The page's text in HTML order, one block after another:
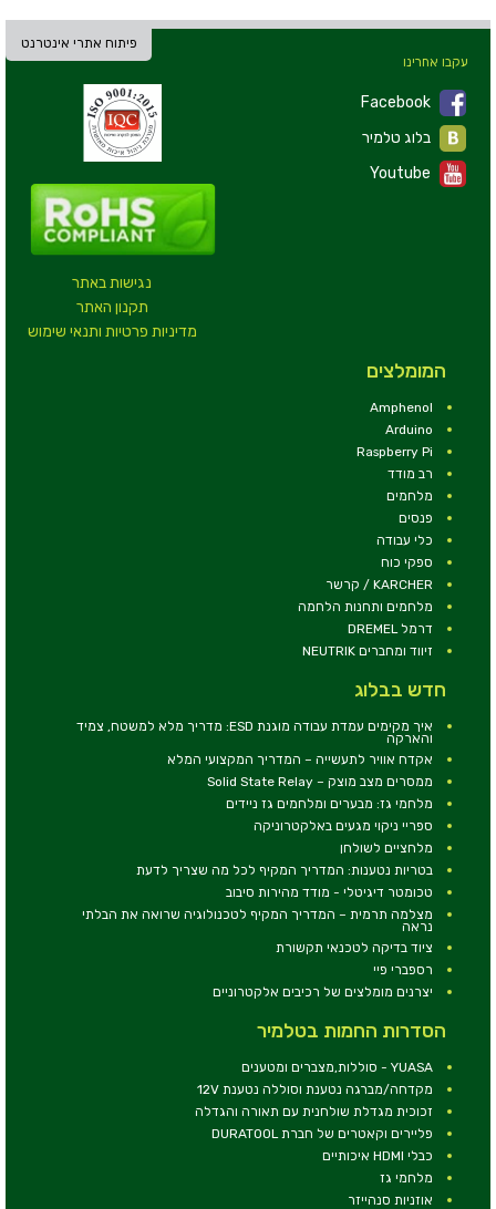
פיתוח אתרי אינטרנט
נגישות באתר
תקנון האתר
מדיניות פרטיות ותנאי שימוש
עקבו אחרינו
Facebook
Youtube
המומלצים
Amphenol
Arduino
Raspberry Pi
רב מודד
מלחמים
פנסים
כלי עבודה
ספקי כוח
KARCHER / קרשר
מלחמים ותחנות הלחמה
דרמל DREMEL
זיווד ומחברים NEUTRIK
חדש בבלוג
איך מקימים עמדת עבודה מוגנת ESD: מדריך מלא למשטח, צמיד
והארקה
אקדח אוויר לתעשייה – המדריך המקצועי המלא
ממסרים מצב מוצק – Solid State Relay
מלחמי גז: מבערים ומלחמים גז ניידים
ספריי ניקוי מגעים באלקטרוניקה
מלחציים לשולחן
בטריות נטענות: המדריך המקיף לכל מה שצריך לדעת
טכומטר דיגיטלי - מודד מהירות סיבוב
מצלמה תרמית – המדריך המקיף לטכנולוגיה שרואה את הבלתי
נראה
ציוד בדיקה לטכנאי תקשורת
רספברי פיי
יצרנים מומלצים של רכיבים אלקטרוניים
הסדרות החמות בטלמיר
YUASA - סוללות,מצברים ומטענים
מקדחה/מברגה נטענת וסוללה נטענת 12V
זכוכית מגדלת שולחנית עם תאורה והגדלה
פליירים וקאטרים של חברת DURATOOL
כבלי HDMI איכותיים
מלחמי גז
אוזניות סנהייזר